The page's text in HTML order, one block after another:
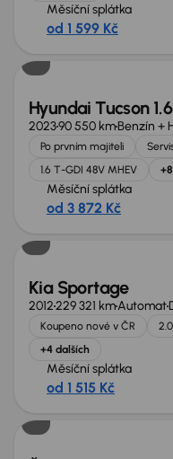
Měsíční splátka
od 1 599 Kč
Možnost odpočtu DPH
Hyundai Tucson
202390 550 kmBenzín +
Po prvním majiteli
1.6 T-GDI 48V MHEV
Měsíční splátka
od 3 872 Kč
Nově v nabídce
Kia Sportage
2012229 321 kmAutomat
Koupeno nové v ČR
+4 dalších
Měsíční splátka
od 1 515 Kč
Extra sleva 18 500 Kč